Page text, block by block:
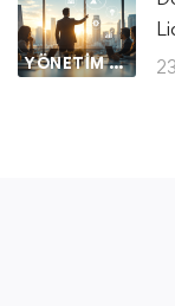
YÖNETIM VE LIDERLIK